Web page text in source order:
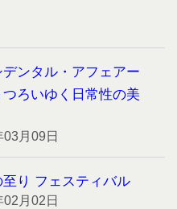
デンタル・アフェアー
ろいゆく日常性の美
03月09日
り フェスティバル
02月02日